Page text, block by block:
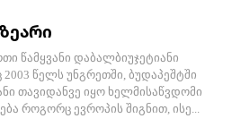
წამყვანი დაბალბიუჯეტიანი
წელს უნგრეთში, ბუდაპეშტში
თავიდანვე იყო ხელმისაწვდომი
როგორც ევროპის შიგნით, ისე...